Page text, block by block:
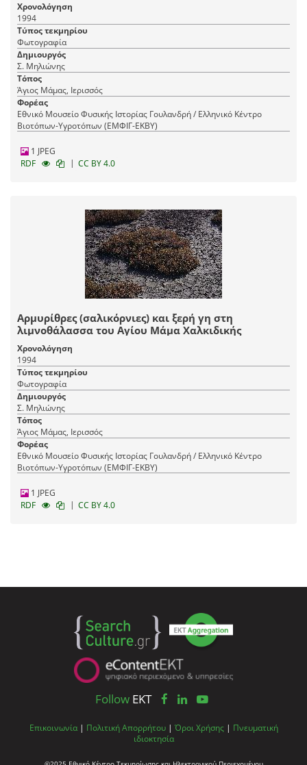
Χρονολόγηση
1994
Τύπος τεκμηρίου
Φωτογραφία
Δημιουργός
Σ. Μηλιώνης
Τόπος
Άγιος Μάμας, Ιερισσός
Φορέας
Εθνικό Μουσείο Φυσικής Ιστορίας Γουλανδρή / Ελληνικό Κέντρο
Βιοτόπων-Υγροτόπων (ΕΜΦΙΓ-ΕΚΒΥ)
1 JPEG
RDF
| CC BY 4.0
Αρμυρίθρες (σαλικόρνιες) και ξερή γη στη
λιμνοθάλασσα του Αγίου Μάμα Χαλκιδικής
Χρονολόγηση
1994
Τύπος τεκμηρίου
Φωτογραφία
Δημιουργός
Σ. Μηλιώνης
Τόπος
Άγιος Μάμας, Ιερισσός
Φορέας
Εθνικό Μουσείο Φυσικής Ιστορίας Γουλανδρή / Ελληνικό Κέντρο
Βιοτόπων-Υγροτόπων (ΕΜΦΙΓ-ΕΚΒΥ)
1 JPEG
RDF
| CC BY 4.0
Follow EKT
Επικοινωνία | Πολιτική Απορρήτου | Όροι Χρήσης | Πνευματική
ιδιοκτησία